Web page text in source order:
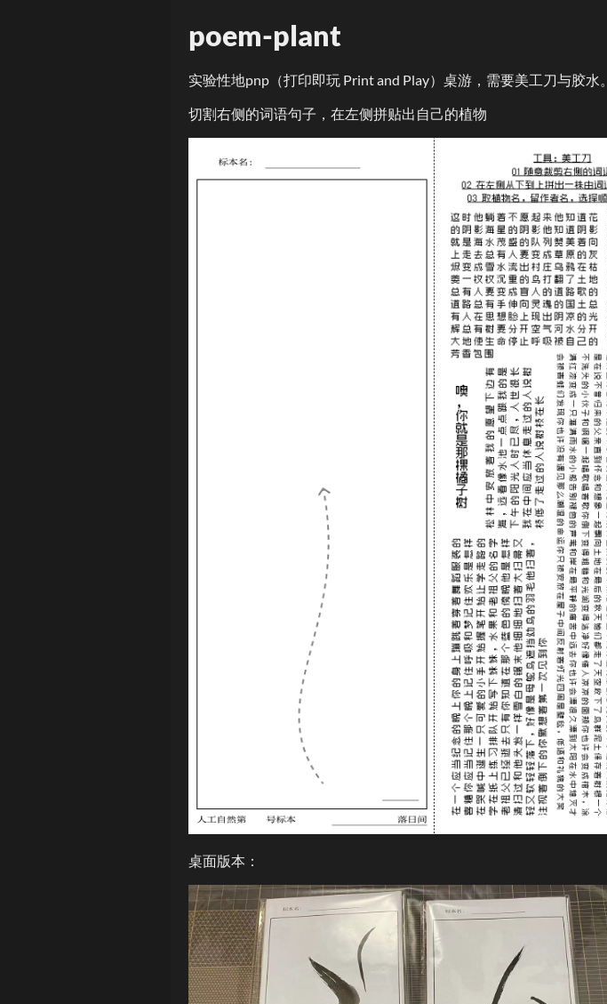
poem-plant
实验性地pnp（打印即玩 Print and Play）桌游，需要美工刀与胶水。
切割右侧的词语句子，在左侧拼贴出自己的植物
桌面版本：